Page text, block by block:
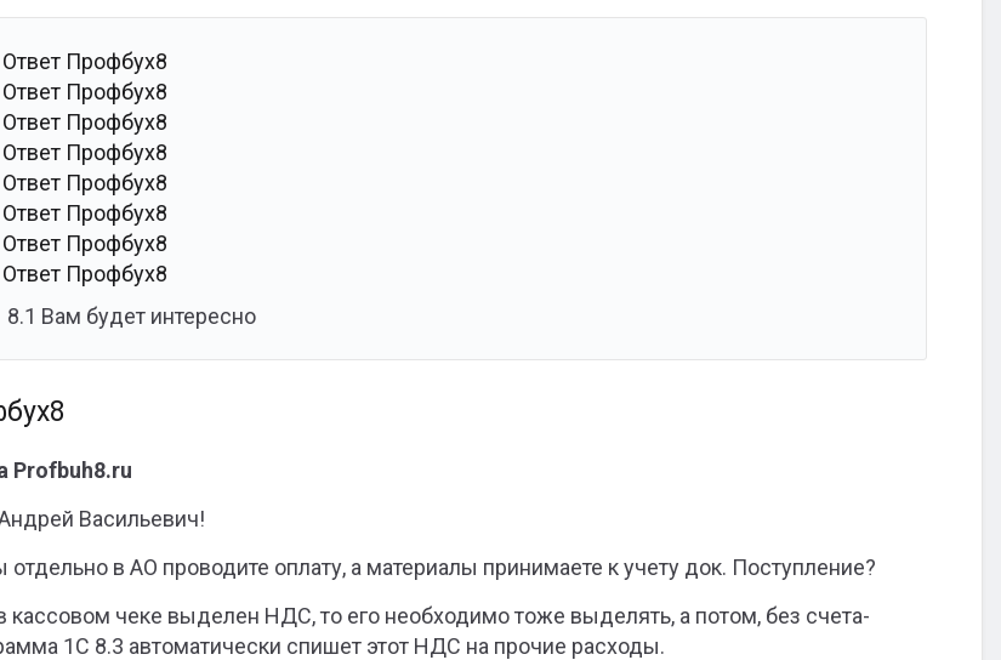
Ответ Профбух8
Ответ Профбух8
Ответ Профбух8
Ответ Профбух8
Ответ Профбух8
Ответ Профбух8
Ответ Профбух8
Ответ Профбух8
8.1 Вам будет интересно
Profbuh8.ru
Васильевич!
отдельно в АО проводите оплату, а материалы принимаете к учету док. Поступление?
кассовом чеке выделен НДС, то его необходимо тоже выделять, а потом, без счета-
1С 8.3 автоматически спишет этот НДС на прочие расходы.